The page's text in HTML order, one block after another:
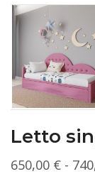
Letto
650,00 € -